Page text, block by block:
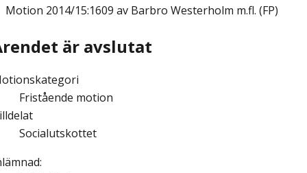
Motion 2014/15:1609 av Barbro Westerholm m.fl. (FP)
är avslutat
Fristående motion
Socialutskottet
: